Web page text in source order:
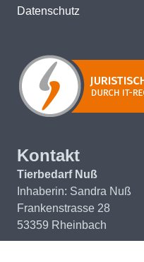
Datenschutz
Kontakt
Tierbedarf Nuß
Inhaberin: Sandra Nuß
Frankenstrasse 28
53359 Rheinbach